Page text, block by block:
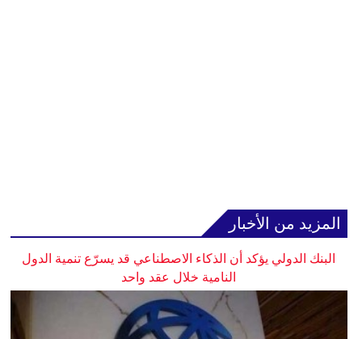
المزيد من الأخبار
البنك الدولي يؤكد أن الذكاء الاصطناعي قد يسرّع تنمية الدول
النامية خلال عقد واحد